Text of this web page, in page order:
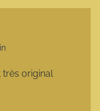
très original